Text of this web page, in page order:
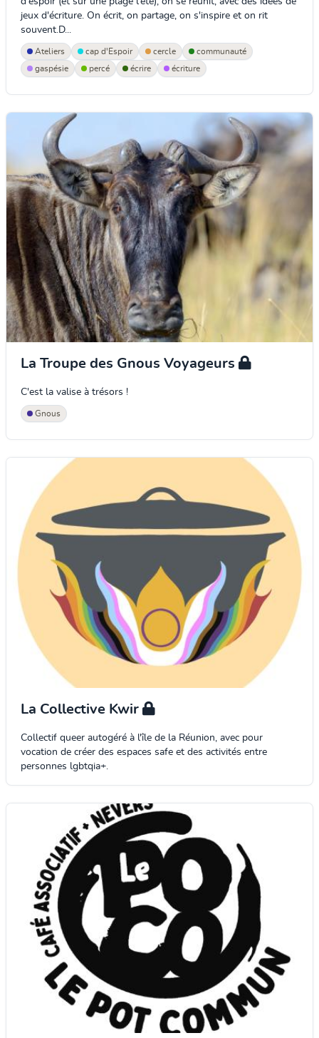
jeux d'écriture. On écrit, on partage, on s'inspire et on rit
souvent.D...
Ateliers cap d'Espoir cercle
communauté
gaspésie
percé écrire écriture
La Troupe des Gnous Voyageurs
C'est la valise à trésors !
Gnous
La Collective Kwir
Collectif queer autogéré à l'île de la Réunion, avec pour
vocation de créer des espaces safe et des activités entre
personnes lgbtqia+.